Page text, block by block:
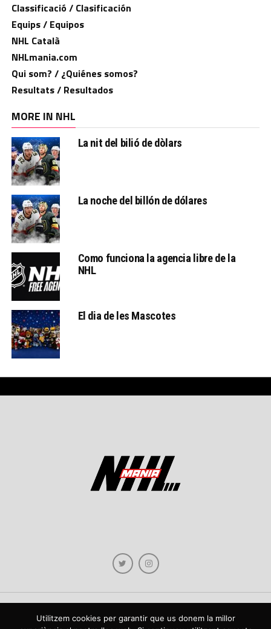
Classificació / Clasificación
Equips / Equipos
NHL Català
NHLmania.com
Qui som? / ¿Quiénes somos?
Resultats / Resultados
MORE IN NHL
La nit del bilió de dòlars
La noche del billón de dólares
Como funciona la agencia libre de la
NHL
El dia de les Mascotes
Utilitzem cookies per garantir que us donem la millor